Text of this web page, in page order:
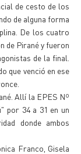
de cesto de los
de alguna forma
De los cuatro
de Pirané y fueron
de la final.
que venció en ese
Allí la EPES Nº
por 34 a 31 en un
donde ambos
Franco, Gisela